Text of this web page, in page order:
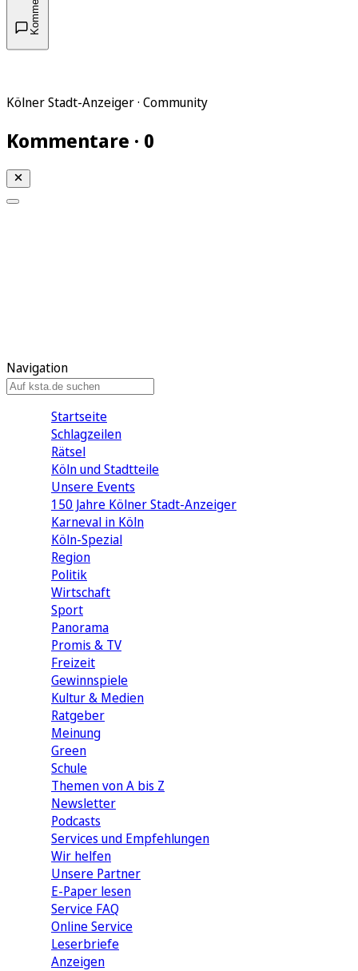
Kölner Stadt-Anzeiger · Community
Kommentare · 0
Navigation
Startseite
Schlagzeilen
Rätsel
Köln und Stadtteile
Unsere Events
150 Jahre Kölner Stadt-Anzeiger
Karneval in Köln
Köln-Spezial
Region
Politik
Wirtschaft
Sport
Panorama
Promis & TV
Freizeit
Gewinnspiele
Kultur & Medien
Ratgeber
Meinung
Green
Schule
Themen von A bis Z
Newsletter
Podcasts
Services und Empfehlungen
Wir helfen
Unsere Partner
E-Paper lesen
Service FAQ
Online Service
Leserbriefe
Anzeigen